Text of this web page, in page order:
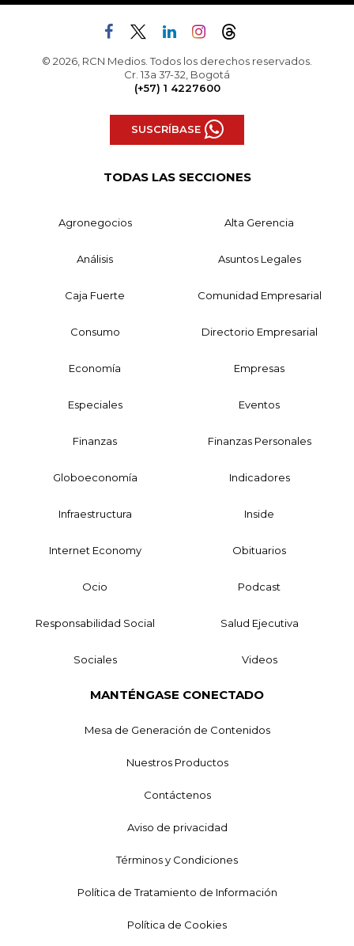
© 2026, RCN Medios. Todos los derechos reservados.
Cr. 13a 37-32, Bogotá
(+57) 1 4227600
SUSCRÍBASE
TODAS LAS SECCIONES
Agronegocios Alta Gerencia
Análisis Asuntos Legales
Caja Fuerte Comunidad Empresarial
Consumo Directorio Empresarial
Economía Empresas
Especiales Eventos
Finanzas Finanzas Personales
Globoeconomía Indicadores
Infraestructura Inside
Internet Economy Obituarios
Ocio Podcast
Responsabilidad Social Salud Ejecutiva
Sociales Videos
MANTÉNGASE CONECTADO
Mesa de Generación de Contenidos
Nuestros Productos
Contáctenos
Aviso de privacidad
Términos y Condiciones
Política de Tratamiento de Información
Política de Cookies